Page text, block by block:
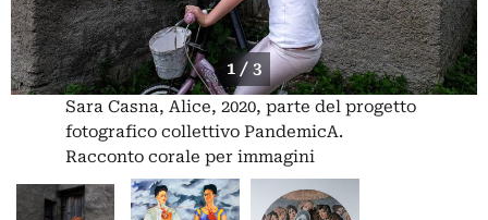
1 / 3
Sara Casna, Alice, 2020, parte del progetto
fotografico collettivo PandemicA.
Racconto corale per immagini